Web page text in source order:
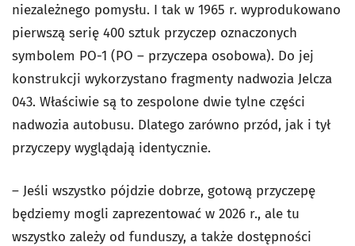
niezależnego pomysłu. I tak w 1965 r. wyprodukowano
pierwszą serię 400 sztuk przyczep oznaczonych
symbolem PO-1 (PO – przyczepa osobowa). Do jej
konstrukcji wykorzystano fragmenty nadwozia Jelcza
043. Właściwie są to zespolone dwie tylne części
nadwozia autobusu. Dlatego zarówno przód, jak i tył
przyczepy wyglądają identycznie.
– Jeśli wszystko pójdzie dobrze, gotową przyczepę
będziemy mogli zaprezentować w 2026 r., ale tu
wszystko zależy od funduszy, a także dostępności